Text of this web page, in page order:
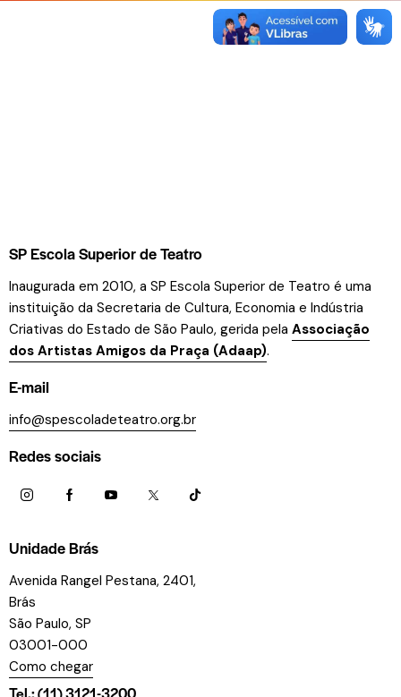
SP Escola Superior de Teatro
Inaugurada em 2010, a SP Escola Superior de Teatro é uma
instituição da Secretaria de Cultura, Economia e Indústria
Criativas do Estado de São Paulo, gerida pela Associação
dos Artistas Amigos da Praça (Adaap).
E-mail
info@spescoladeteatro.org.br
Redes sociais
Unidade Brás
Avenida Rangel Pestana, 2401,
Brás
São Paulo, SP
03001-000
Como chegar